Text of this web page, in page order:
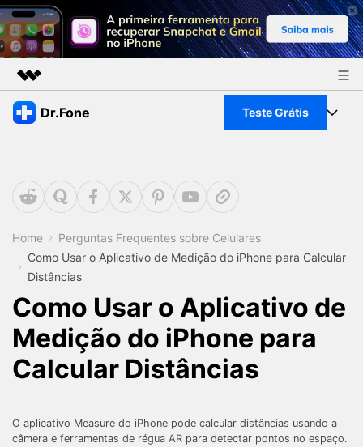
Produtos em destaque
Visão geral
Soluções
Sobre nós
Sala de imprensa
Loja
Dr.Fone Teste Grátis
Veja Toolkit Completo >
Productos
Para PC
Para Celular
Online
Ver Todos Os Aplicativos
Guia & Suporte
Ações rápidas
Dicas
Centro de Ajuda
Recursos
Transferir Dados
Gerenciador de dados
Proteção do celular
Entrar
Home
Perguntas Frequentes sobre Celulares
Como Usar o Aplicativo de Medição do iPhone para Calcular
Distâncias
Como Usar o Aplicativo de
Medição do iPhone para
Calcular Distâncias
O aplicativo Measure do iPhone pode calcular distâncias usando a
câmera e ferramentas de régua AR para detectar pontos no espaço.